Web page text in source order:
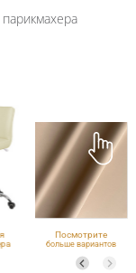
Посмотрите
больше вариантов